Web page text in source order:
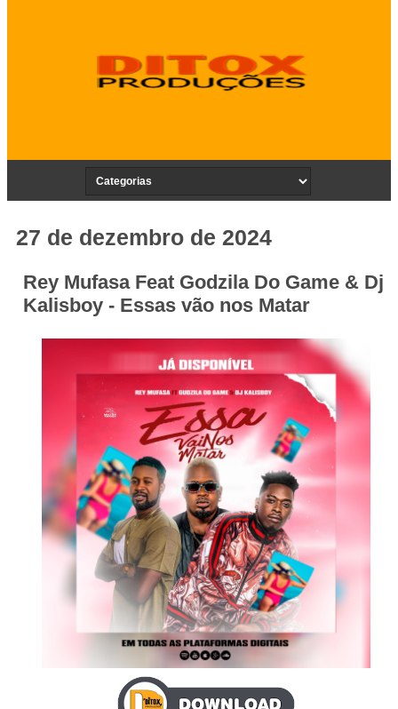
27 de dezembro de 2024
Rey Mufasa Feat Godzila Do Game & Dj
Kalisboy - Essas vão nos Matar